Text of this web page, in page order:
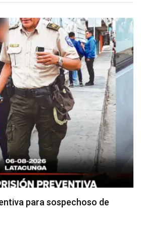
y hacen largas filas para